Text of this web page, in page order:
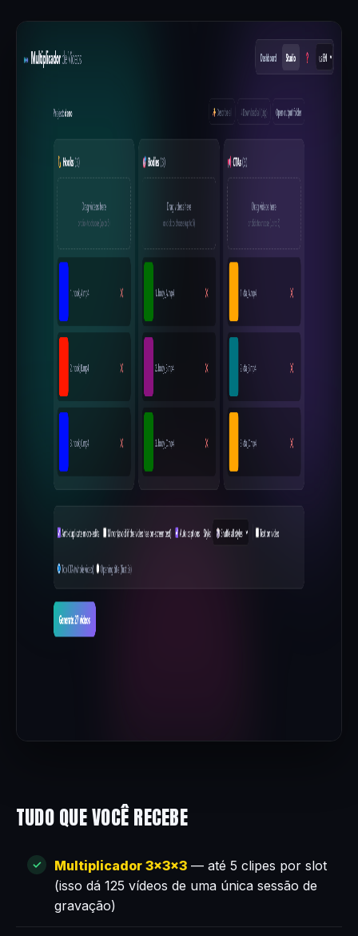
TUDO QUE VOCÊ RECEBE
Multiplicador 3×3×3 — até 5 clipes por slot
(isso dá 125 vídeos de uma única sessão de
gravação)